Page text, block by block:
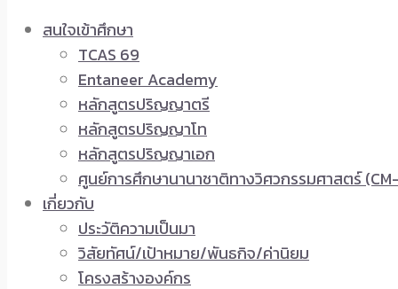
สนใจเข้าศึกษา
TCAS 69
Entaneer Academy
หลักสูตรปริญญาตรี
หลักสูตรปริญญาโท
หลักสูตรปริญญาเอก
ศูนย์การศึกษานานาชาติทางวิศวกรรมศาสตร์
เกี่ยวกับ
ประวัติความเป็นมา
วิสัยทัศน์/เป้าหมาย/พันธกิจ/ค่านิยม
โครงสร้างองค์กร